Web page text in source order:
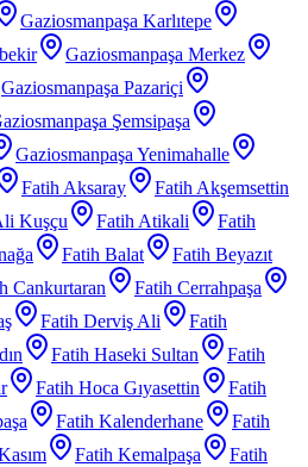
Gaziosmanpaşa Karlıtepe
Gaziosmanpaşa Merkez
Gaziosmanpaşa Pazariçi
Şemsipaşa
Gaziosmanpaşa Yenimahalle
Fatih Aksaray
Fatih Akşemsettin
Kuşçu Fatih Atikali
Fatih
Fatih Balat
Fatih Beyazıt
Cankurtaran
Fatih Cerrahpaşa
Fatih Derviş Ali
Fatih
Fatih Haseki Sultan
Fatih
Fatih Hoca Gıyasettin
Fatih
Fatih Kalenderhane
Fatih
Fatih Kemalpaşa Fatih